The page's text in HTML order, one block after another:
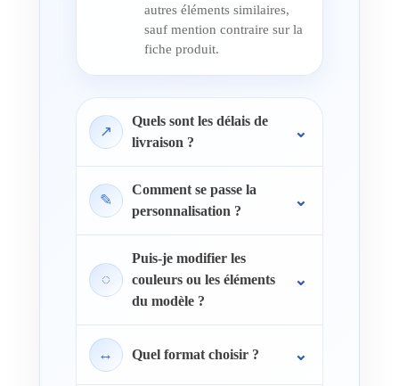
autres éléments similaires,
sauf mention contraire sur la
fiche produit.
↗
Quels sont les délais de
livraison ?
✎
Comment se passe la
personnalisation ?
◌
Puis-je modifier les
couleurs ou les éléments
du modèle ?
↔ Quel format choisir ?